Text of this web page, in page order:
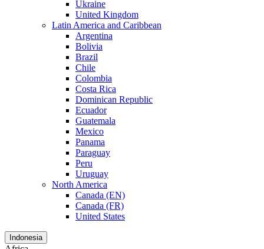
Ukraine
United Kingdom
Latin America and Caribbean
Argentina
Bolivia
Brazil
Chile
Colombia
Costa Rica
Dominican Republic
Ecuador
Guatemala
Mexico
Panama
Paraguay
Peru
Uruguay
North America
Canada (EN)
Canada (FR)
United States
Indonesia